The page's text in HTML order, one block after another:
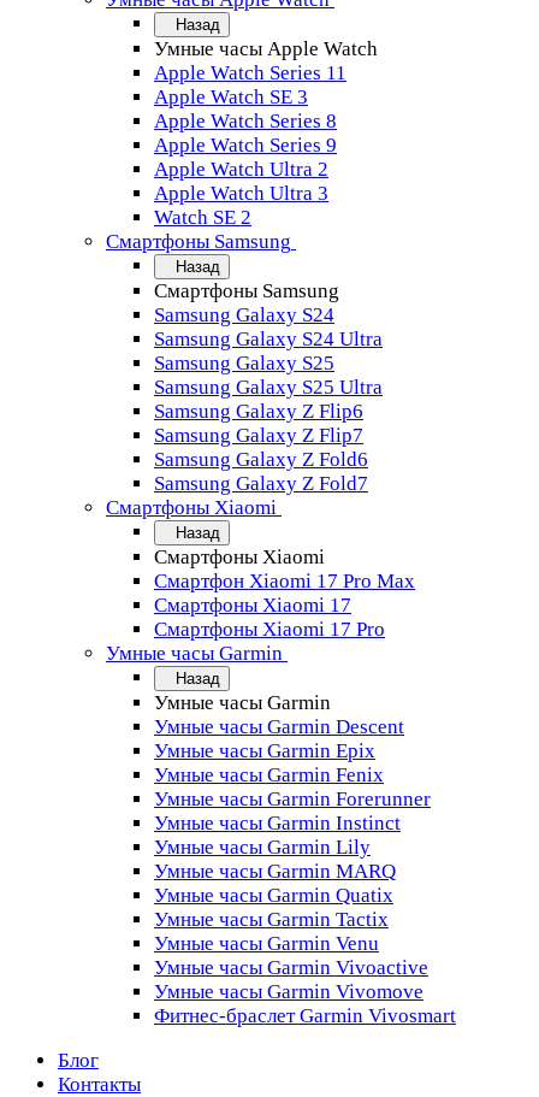
Назад
Умные часы Apple Watch
Apple Watch Series 11
Apple Watch SE 3
Apple Watch Series 8
Apple Watch Series 9
Apple Watch Ultra 2
Apple Watch Ultra 3
Watch SE 2
Смартфоны Samsung
Назад
Смартфоны Samsung
Samsung Galaxy S24
Samsung Galaxy S24 Ultra
Samsung Galaxy S25
Samsung Galaxy S25 Ultra
Samsung Galaxy Z Flip6
Samsung Galaxy Z Flip7
Samsung Galaxy Z Fold6
Samsung Galaxy Z Fold7
Смартфоны Xiaomi
Назад
Смартфоны Xiaomi
Смартфон Xiaomi 17 Pro Max
Смартфоны Xiaomi 17
Смартфоны Xiaomi 17 Pro
Умные часы Garmin
Назад
Умные часы Garmin
Умные часы Garmin Descent
Умные часы Garmin Epix
Умные часы Garmin Fenix
Умные часы Garmin Forerunner
Умные часы Garmin Instinct
Умные часы Garmin Lily
Умные часы Garmin MARQ
Умные часы Garmin Quatix
Умные часы Garmin Tactix
Умные часы Garmin Venu
Умные часы Garmin Vivoactive
Умные часы Garmin Vivomove
Фитнес-браслет Garmin Vivosmart
Блог
Контакты